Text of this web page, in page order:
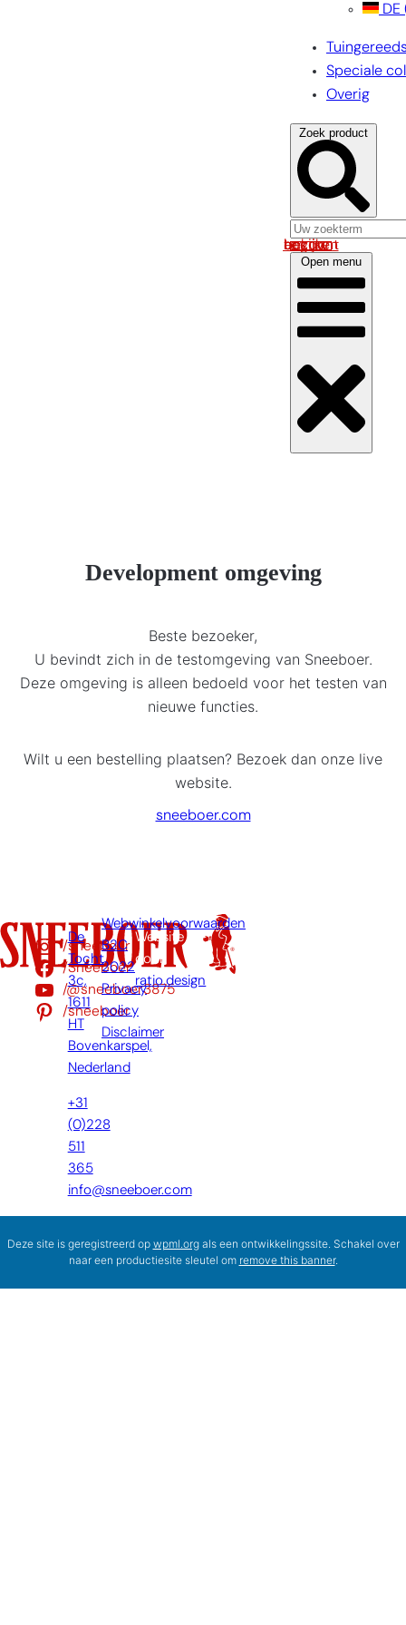
DE
Speciale
Overig
Zoek product
Log in om uw account te bekijken
Open menu
Development omgeving
Beste bezoeker,
U bevindt zich in de testomgeving van Sneeboer.
Deze omgeving is alleen bedoeld voor het testen van
nieuwe functies.
Wilt u een bestelling plaatsen? Bezoek dan onze live
website.
sneeboer.com
/sneeboer
/Sneeboer
/@sneeboer3875
/sneeboer
De
Tocht
3c,
1611
HT
Bovenkarspel,
Nederland
+31
(0)228
511
365
info@sneeboer.com
Webwinkelvoorwaarden
B2C
2022
Privacy
policy
Disclaimer
Website
door:
ratio.design
Deze site is geregistreerd op wpml.orgals een ontwikkelingssite. Schakel over
naar een productiesite sleutel om remove this banner.